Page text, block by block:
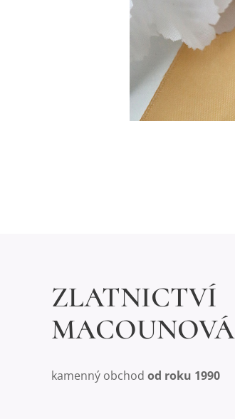
ZLATNICTVÍ
MACOUNOVÁ
kamenný obchod od roku 1990